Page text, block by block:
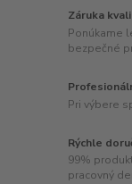
Záruka
Ponúkame
bezpečné
Pri výbere
Rýchle
99%
pracovný